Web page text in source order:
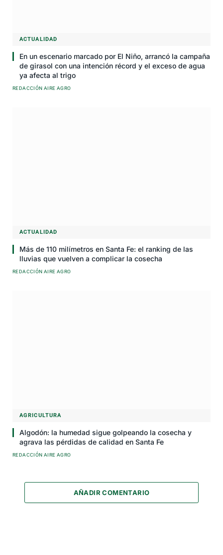
ACTUALIDAD
En un escenario marcado por El Niño, arrancó la campaña
de girasol con una intención récord y el exceso de agua
ya afecta al trigo
REDACCIÓN AIRE AGRO
ACTUALIDAD
Más de 110 milímetros en Santa Fe: el ranking de las
lluvias que vuelven a complicar la cosecha
REDACCIÓN AIRE AGRO
AGRICULTURA
Algodón: la humedad sigue golpeando la cosecha y
agrava las pérdidas de calidad en Santa Fe
REDACCIÓN AIRE AGRO
AÑADIR COMENTARIO